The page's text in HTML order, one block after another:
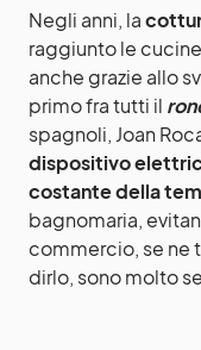
Negli anni, la
raggiunto le
anche grazie allo
primo fra tutti il
spagnoli, Joan
dispositivo
costante della
bagnomaria,
commercio, se ne
dirlo, sono molto